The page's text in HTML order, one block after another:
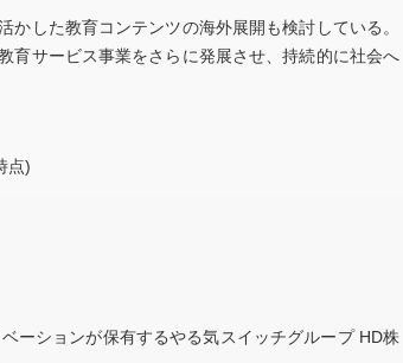
した教育コンテンツの海外展開も検討している。
育サービス事業をさらに発展させ、持続的に社会へ
点)
ーションが保有するやる気スイッチグループ HD株